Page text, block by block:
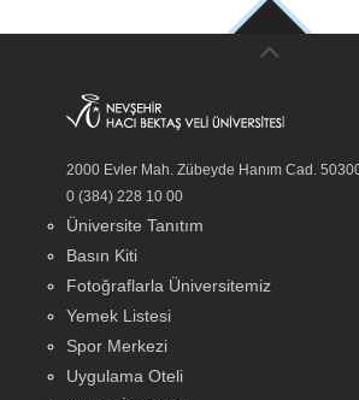
2000 Evler Mah. Zübeyde Hanım Cad.
0 (384) 228 10 00
Üniversite Tanıtım
Basın Kiti
Fotoğraflarla Üniversitemiz
Yemek Listesi
Spor Merkezi
Uygulama Oteli